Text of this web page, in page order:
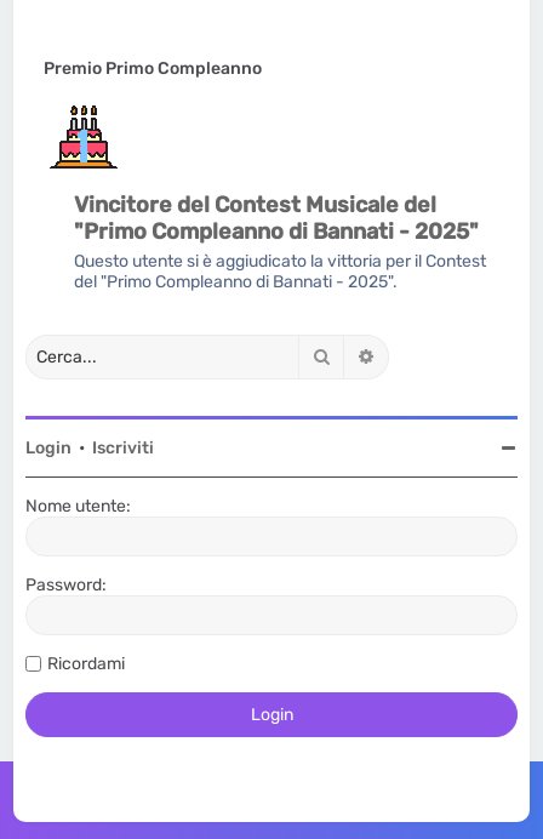
Premio Primo Compleanno
Vincitore del Contest Musicale del
"Primo Compleanno di Bannati - 2025"
Questo utente si è aggiudicato la vittoria per il Contest
del "Primo Compleanno di Bannati - 2025".
Cerca
Login • Iscriviti
Nome utente:
Password:
Ricordami